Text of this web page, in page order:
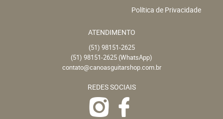
Política de Privacidade
ATENDIMENTO
(51) 98151-2625
(51) 98151-2625 (WhatsApp)
contato@canoasguitarshop.com.br
REDES SOCIAIS